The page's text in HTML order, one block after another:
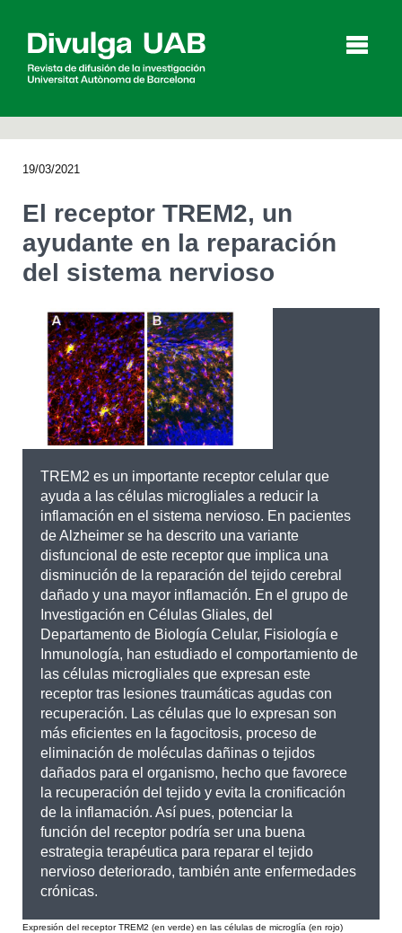
Agenda
English Català
BUSCAR
19/03/2021
El receptor TREM2, un
ayudante en la reparación
del sistema nervioso
TREM2 es un importante receptor celular que
ayuda a las células microgliales a reducir la
inflamación en el sistema nervioso. En pacientes
de Alzheimer se ha descrito una variante
disfuncional de este receptor que implica una
disminución de la reparación del tejido cerebral
dañado y una mayor inflamación. En el grupo de
Investigación en Células Gliales, del
Departamento de Biología Celular, Fisiología e
Inmunología, han estudiado el comportamiento de
las células microgliales que expresan este
receptor tras lesiones traumáticas agudas con
recuperación. Las células que lo expresan son
más eficientes en la fagocitosis, proceso de
eliminación de moléculas dañinas o tejidos
dañados para el organismo, hecho que favorece
la recuperación del tejido y evita la cronificación
de la inflamación. Así pues, potenciar la
función del receptor podría ser una buena
estrategia terapéutica para reparar el tejido
nervioso deteriorado, también ante enfermedades
crónicas.
Expresión del receptor TREM2 (en verde) en las células de microglía (en rojo)